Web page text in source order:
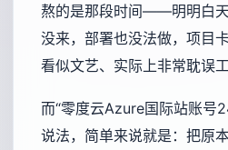
熬的是那段时间——明明白
没来，部署也没法做，项目
看似文艺、实际上非常耽误工
而“零度云Azure国际站账号
说法，简单来说就是：把原